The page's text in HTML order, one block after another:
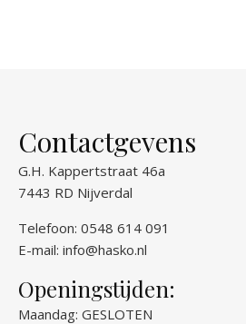
Contactgevens
G.H. Kappertstraat 46a
7443 RD Nijverdal
Telefoon: 0548 614 091
E-mail: info@hasko.nl
Openingstijden:
Maandag: GESLOTEN